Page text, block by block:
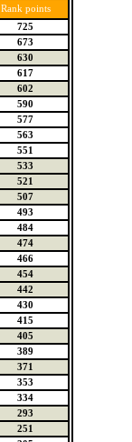
Rank points
725
673
630
617
602
590
577
563
551
533
521
507
493
484
474
466
454
442
430
415
405
389
371
353
334
293
251